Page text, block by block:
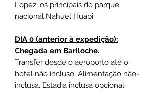
Lopez, os principais do parque
nacional Nahuel Huapi.
DIA 0 (anterior à expedição):
Chegada em Bariloche.
Transfer desde o aeroporto até o
hotel não incluso. Alimentação não-
inclusa. Estadia inclusa opcional.